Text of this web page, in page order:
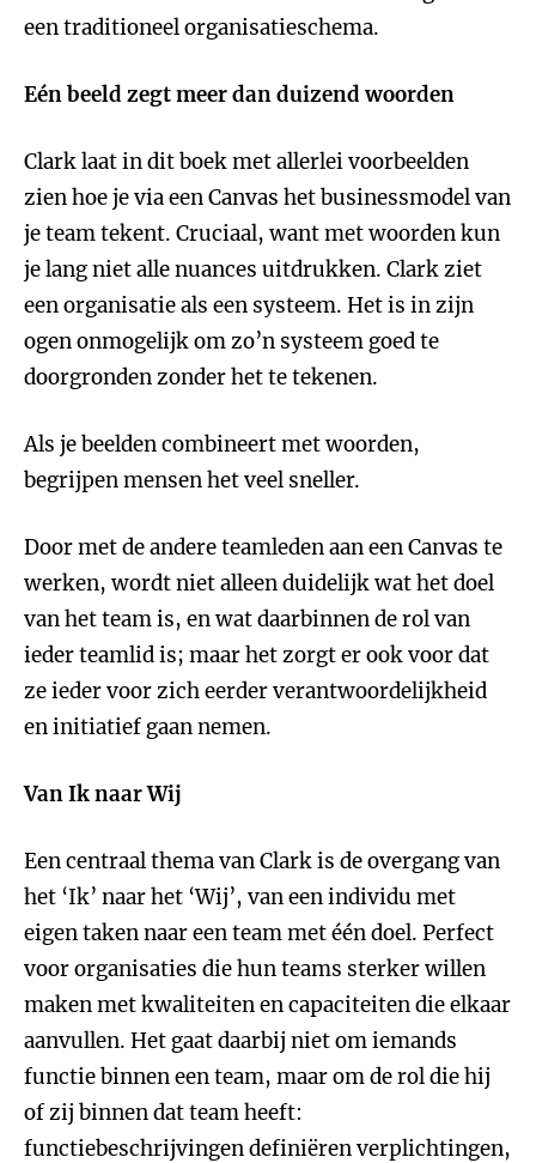
een traditioneel organisatieschema.
Eén beeld zegt meer dan duizend woorden
Clark laat in dit boek met allerlei voorbeelden
zien hoe je via een Canvas het businessmodel van
je team tekent. Cruciaal, want met woorden kun
je lang niet alle nuances uitdrukken. Clark ziet
een organisatie als een systeem. Het is in zijn
ogen onmogelijk om zo’n systeem goed te
doorgronden zonder het te tekenen.
Als je beelden combineert met woorden,
begrijpen mensen het veel sneller.
Door met de andere teamleden aan een Canvas te
werken, wordt niet alleen duidelijk wat het doel
van het team is, en wat daarbinnen de rol van
ieder teamlid is; maar het zorgt er ook voor dat
ze ieder voor zich eerder verantwoordelijkheid
en initiatief gaan nemen.
Van Ik naar Wij
Een centraal thema van Clark is de overgang van
het ‘Ik’ naar het ‘Wij’, van een individu met
eigen taken naar een team met één doel. Perfect
voor organisaties die hun teams sterker willen
maken met kwaliteiten en capaciteiten die elkaar
aanvullen. Het gaat daarbij niet om iemands
functie binnen een team, maar om de rol die hij
of zij binnen dat team heeft:
functiebeschrijvingen definiëren verplichtingen,